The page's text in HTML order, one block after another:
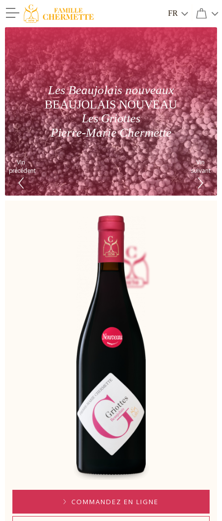
Famille Chermette
FR
Les Beaujolais nouveaux
BEAUJOLAIS NOUVEAU
Les Griottes
Pierre-Marie Chermette
Vin
précédent
Vin
suivant
COMMANDEZ EN LIGNE